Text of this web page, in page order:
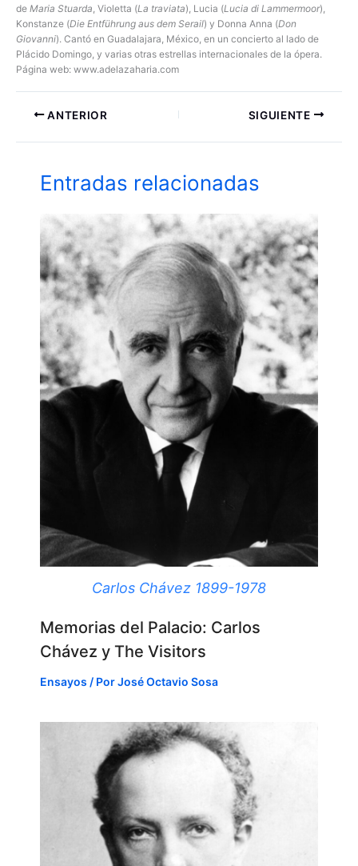
de Maria Stuarda , Violetta (La traviata), Lucia (Lucia di Lammermoor),
Konstanze (Die Entführung aus dem Serail) y Donna Anna (Don
Giovanni). Cantó en Guadalajara, México, en un concierto al lado de
Plácido Domingo, y varias otras estrellas internacionales de la ópera.
Página web: www.adelazaharia.com
ANTERIOR SIGUIENTE
Entradas relacionadas
Carlos Chávez 1899-1978
Memorias del Palacio: Carlos
Chávez y The Visitors
Ensayos / PorJosé Octavio Sosa